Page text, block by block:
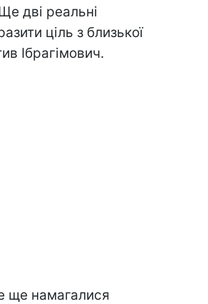
дві реальні
ціль з близької
Ібрагімович.
ще намагалися